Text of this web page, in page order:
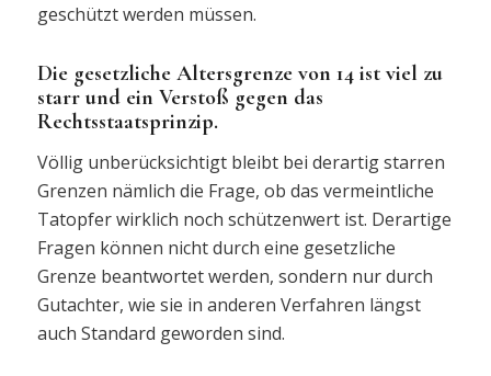
geschützt werden müssen.
Die gesetzliche Altersgrenze von 14 ist viel zu
starr und ein Verstoß gegen das
Rechtsstaatsprinzip.
Völlig unberücksichtigt bleibt bei derartig starren
Grenzen nämlich die Frage, ob das vermeintliche
Tatopfer wirklich noch schützenwert ist. Derartige
Fragen können nicht durch eine gesetzliche
Grenze beantwortet werden, sondern nur durch
Gutachter, wie sie in anderen Verfahren längst
auch Standard geworden sind.